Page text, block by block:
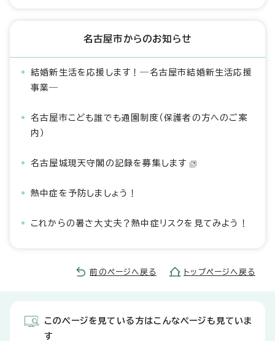
名古屋市からのお知らせ
結婚新生活を応援します！―名古屋市結婚新生活応援
事業―
名古屋市こども誰でも通園制度（保護者の方へのご案
内）
名古屋城現天守閣の記録を募集します
熱中症を予防しましょう！
これからの暑さ大丈夫？熱中症リスクを見てみよう！
前のページへ戻る トップページへ戻る
このページを見ている方はこんなページも見ていま
す